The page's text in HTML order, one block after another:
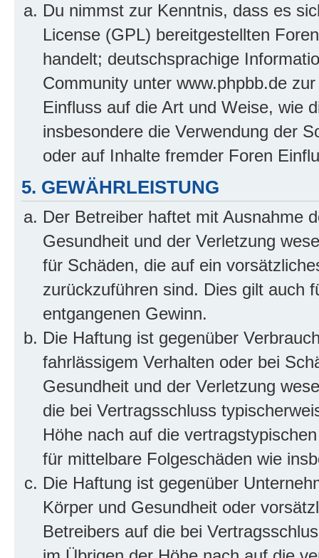
Du nimmst zur Kenntnis, dass es
License (GPL) bereitgestellten
handelt; deutschsprachige
Community unter www.phpbb.de
Einfluss auf die Art und Weise, wie
insbesondere die Verwendung der
oder auf Inhalte fremder Foren
5. GEWÄHRLEISTUNG
Der Betreiber haftet mit Ausnahme
Gesundheit und der Verletzung
für Schäden, die auf ein
zurückzuführen sind. Dies gilt auch
entgangenen Gewinn.
Die Haftung ist gegenüber
fahrlässigem Verhalten oder bei
Gesundheit und der Verletzung
die bei Vertragsschluss
Höhe nach auf die
für mittelbare Folgeschäden wie
Die Haftung ist gegenüber
Körper und Gesundheit oder
Betreibers auf die bei